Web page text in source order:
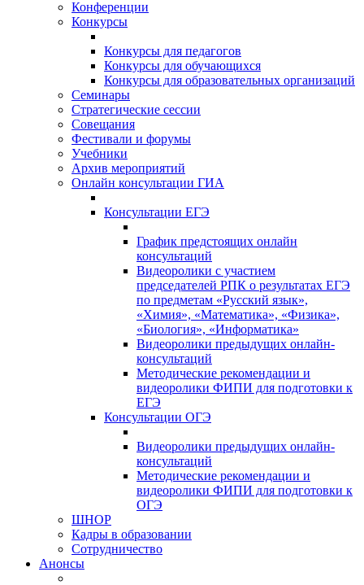
Конференции
Конкурсы
Конкурсы для педагогов
Конкурсы для обучающихся
Конкурсы для образовательных организаций
Семинары
Стратегические сессии
Совещания
Фестивали и форумы
Учебники
Архив мероприятий
Онлайн консультации ГИА
Консультации ЕГЭ
График предстоящих онлайн
консультаций
Видеоролики с участием
председателей РПК о результатах ЕГЭ
по предметам «Русский язык»,
«Химия», «Математика», «Физика»,
«Биология», «Информатика»
Видеоролики предыдущих онлайн-
консультаций
Методические рекомендации и
видеоролики ФИПИ для подготовки к
ЕГЭ
Консультации ОГЭ
Видеоролики предыдущих онлайн-
консультаций
Методические рекомендации и
видеоролики ФИПИ для подготовки к
ОГЭ
ШНОР
Кадры в образовании
Сотрудничество
Анонсы